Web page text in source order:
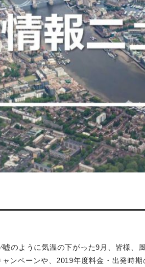
のように気温の下がった9月、皆様、
ンペーンや、2019年度料金・出発時期